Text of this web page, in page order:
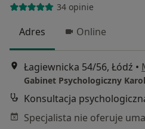
34 opinie
Adres Online
Łagiewnicka 54/56, Łódź •
Gabinet Psychologiczny
Konsultacja